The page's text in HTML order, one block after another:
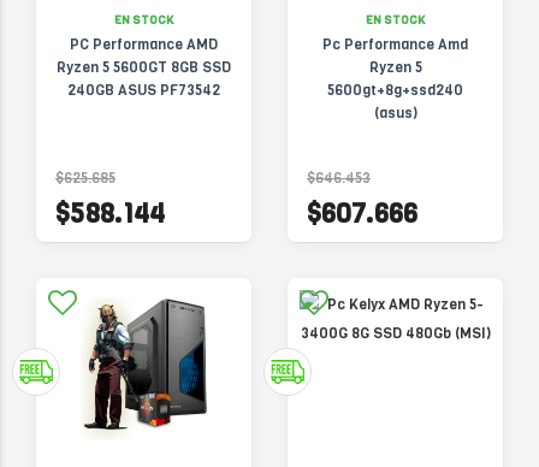
EN STOCK
PC Performance AMD
Ryzen 5 5600GT 8GB SSD
240GB ASUS PF73542
$625.685
$588.144
EN STOCK
Pc Performance Amd
Ryzen 5
5600gt+8g+ssd240
(asus)
$646.453
$607.666